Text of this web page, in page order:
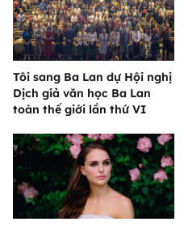
Tôi sang Ba Lan dự Hội nghị
Dịch giả văn học Ba Lan
toàn thế giới lần thứ VI